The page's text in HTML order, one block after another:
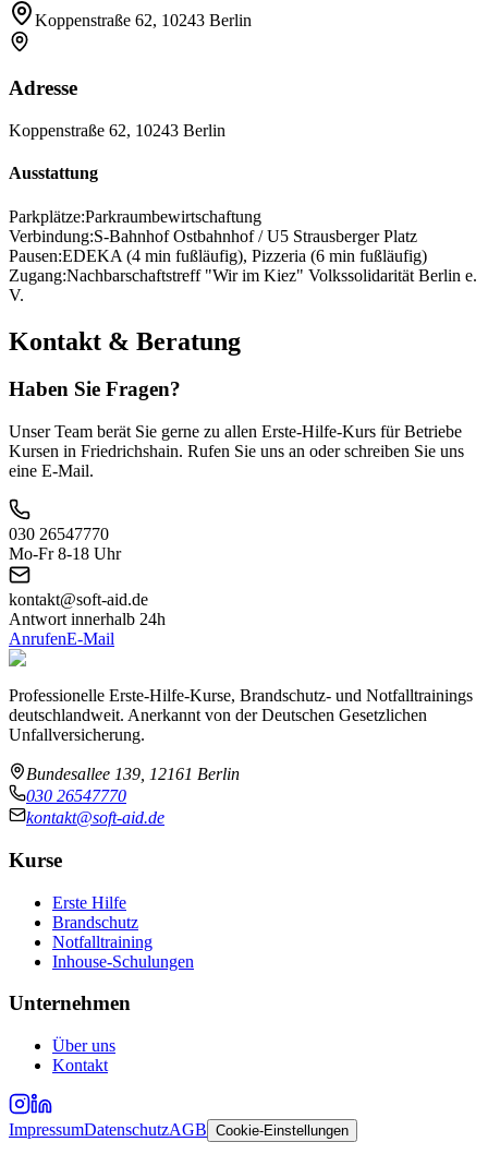
Koppenstraße 62, 10243 Berlin
Adresse
Koppenstraße 62, 10243 Berlin
Ausstattung
Parkplätze:Parkraumbewirtschaftung
Verbindung:S-Bahnhof Ostbahnhof / U5 Strausberger Platz
Pausen:EDEKA (4 min fußläufig), Pizzeria (6 min fußläufig)
Zugang:Nachbarschaftstreff "Wir im Kiez" Volkssolidarität Berlin e.
V.
Kontakt & Beratung
Haben Sie Fragen?
Unser Team berät Sie gerne zu allen Erste-Hilfe-Kurs für Betriebe
Kursen in Friedrichshain. Rufen Sie uns an oder schreiben Sie uns
eine E-Mail.
030 26547770
Mo-Fr 8-18 Uhr
kontakt@soft-aid.de
Antwort innerhalb 24h
AnrufenE-Mail
Professionelle Erste-Hilfe-Kurse, Brandschutz- und Notfalltrainings
deutschlandweit. Anerkannt von der Deutschen Gesetzlichen
Unfallversicherung.
Bundesallee 139, 12161 Berlin
030 26547770
kontakt@soft-aid.de
Kurse
Erste Hilfe
Brandschutz
Notfalltraining
Inhouse-Schulungen
Unternehmen
Über uns
Kontakt
ImpressumDatenschutzAGB Cookie-Einstellungen